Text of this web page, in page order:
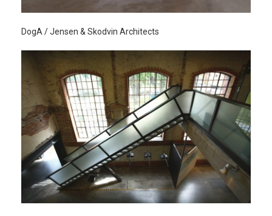
DogA / Jensen & Skodvin Architects